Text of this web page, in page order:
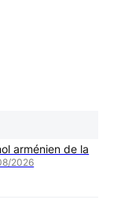
arménien de la
2026